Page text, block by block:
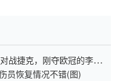
战捷克，刚夺欧冠的李刚
员恢复情况不错(图)